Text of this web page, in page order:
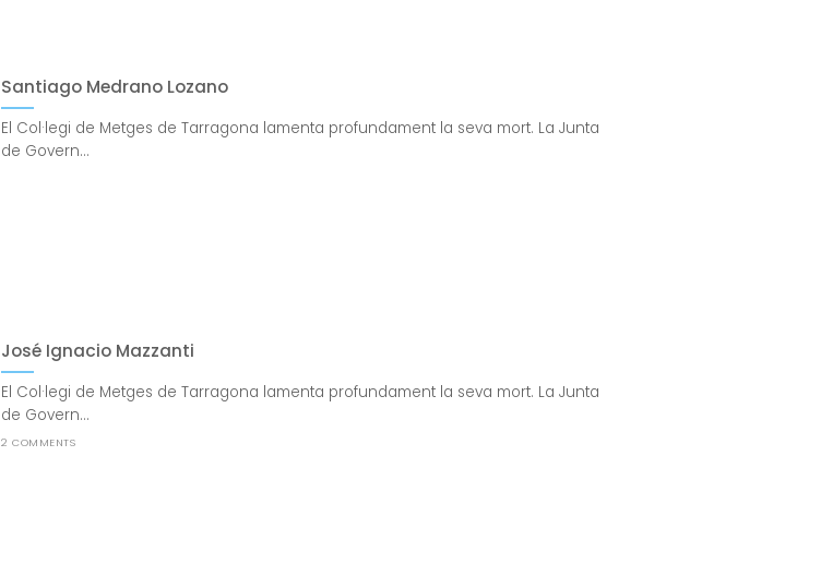
Santiago Medrano Lozano
El Col·legi de Metges de Tarragona lamenta profundament la seva mort. La Junta
de Govern...
José Ignacio Mazzanti
El Col·legi de Metges de Tarragona lamenta profundament la seva mort. La Junta
de Govern...
2 COMMENTS